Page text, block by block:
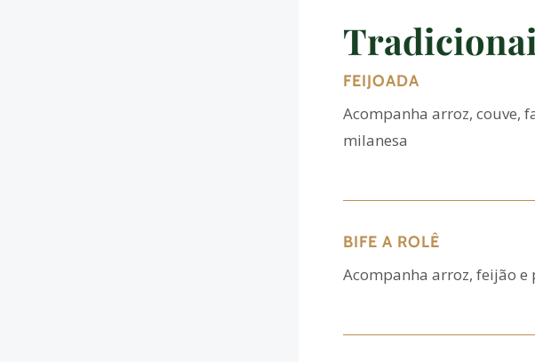
FEIJOADA
Acompanha arroz, couve,
milanesa
BIFE A ROLÊ
Acompanha arroz, feijão e